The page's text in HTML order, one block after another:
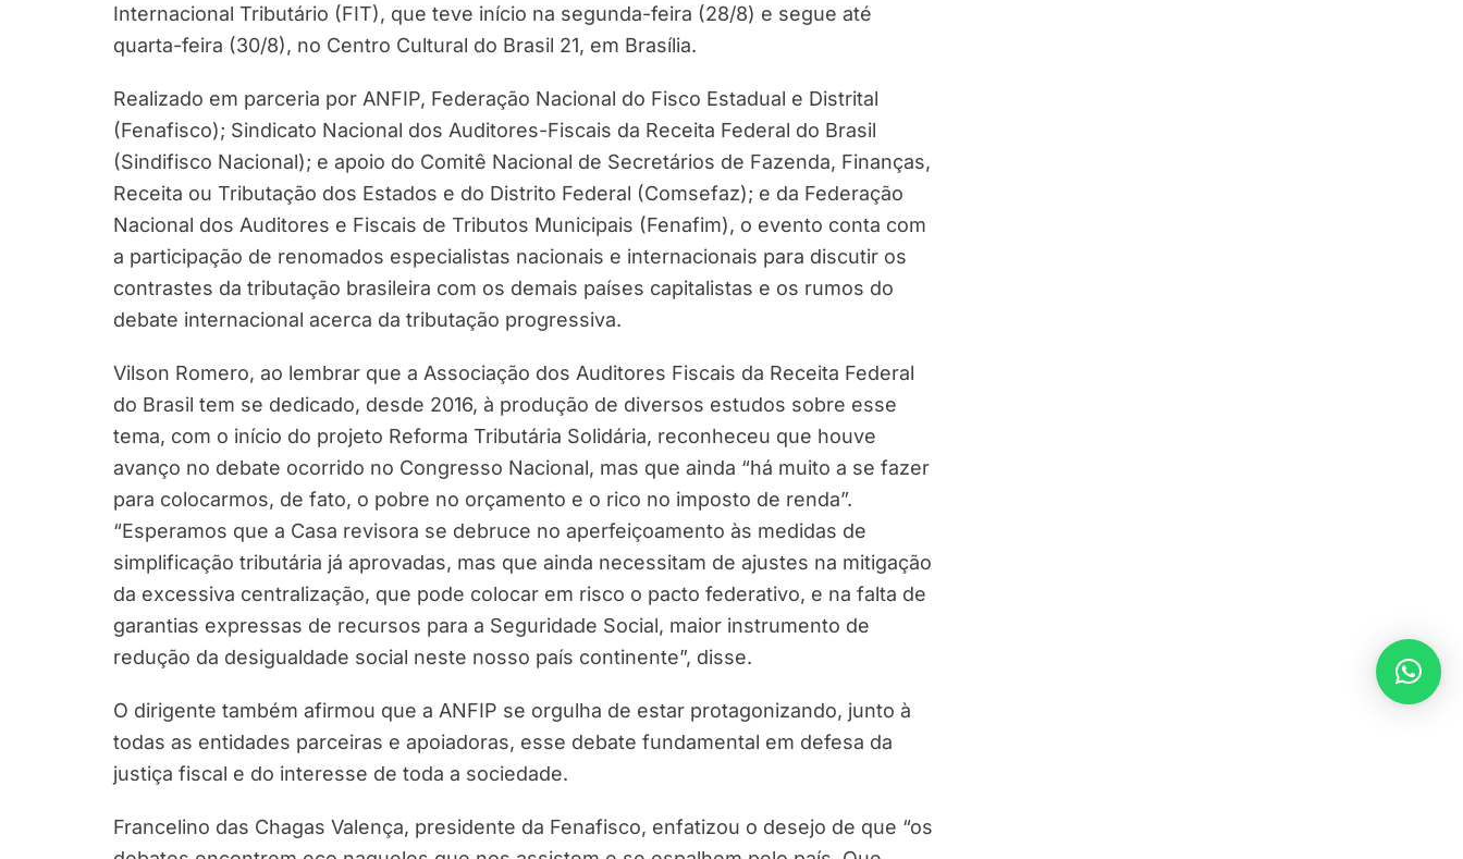
Internacional Tributário (FIT), que teve início na segunda-feira (28/8) e segue até
quarta-feira (30/8), no Centro Cultural do Brasil 21, em Brasília.
Realizado em parceria por ANFIP, Federação Nacional do Fisco Estadual e Distrital
(Fenafisco); Sindicato Nacional dos Auditores-Fiscais da Receita Federal do Brasil
(Sindifisco Nacional); e apoio do Comitê Nacional de Secretários de Fazenda, Finanças,
Receita ou Tributação dos Estados e do Distrito Federal (Comsefaz); e da Federação
Nacional dos Auditores e Fiscais de Tributos Municipais (Fenafim), o evento conta com
a participação de renomados especialistas nacionais e internacionais para discutir os
contrastes da tributação brasileira com os demais países capitalistas e os rumos do
debate internacional acerca da tributação progressiva.
Vilson Romero, ao lembrar que a Associação dos Auditores Fiscais da Receita Federal
do Brasil tem se dedicado, desde 2016, à produção de diversos estudos sobre esse
tema, com o início do projeto Reforma Tributária Solidária, reconheceu que houve
avanço no debate ocorrido no Congresso Nacional, mas que ainda “há muito a se fazer
para colocarmos, de fato, o pobre no orçamento e o rico no imposto de renda”.
“Esperamos que a Casa revisora se debruce no aperfeiçoamento às medidas de
simplificação tributária já aprovadas, mas que ainda necessitam de ajustes na mitigação
da excessiva centralização, que pode colocar em risco o pacto federativo, e na falta de
garantias expressas de recursos para a Seguridade Social, maior instrumento de
redução da desigualdade social neste nosso país continente”, disse.
O dirigente também afirmou que a ANFIP se orgulha de estar protagonizando, junto à
todas as entidades parceiras e apoiadoras, esse debate fundamental em defesa da
justiça fiscal e do interesse de toda a sociedade.
Francelino das Chagas Valença, presidente da Fenafisco, enfatizou o desejo de que “os